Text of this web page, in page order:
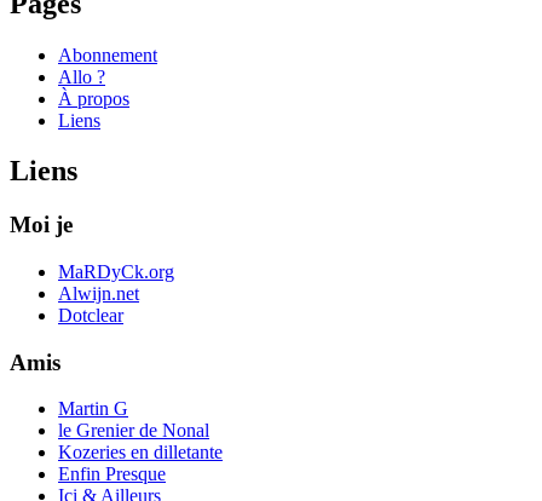
Abonnement
Allo ?
À propos
Liens
Liens
Moi je
MaRDyCk.org
Alwijn.net
Dotclear
Amis
Martin G
le Grenier de Nonal
Kozeries en dilletante
Enfin Presque
Ici & Ailleurs